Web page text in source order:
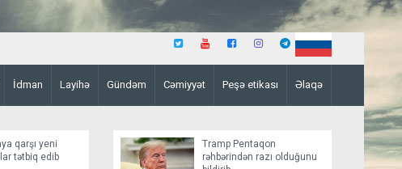
İdman Layihə Gündəm Cəmiyyət Peşə etikası Əlaqə
qarşı yeni
tətbiq edib
Tramp Pentaqon
rəhbərindən razı olduğunu